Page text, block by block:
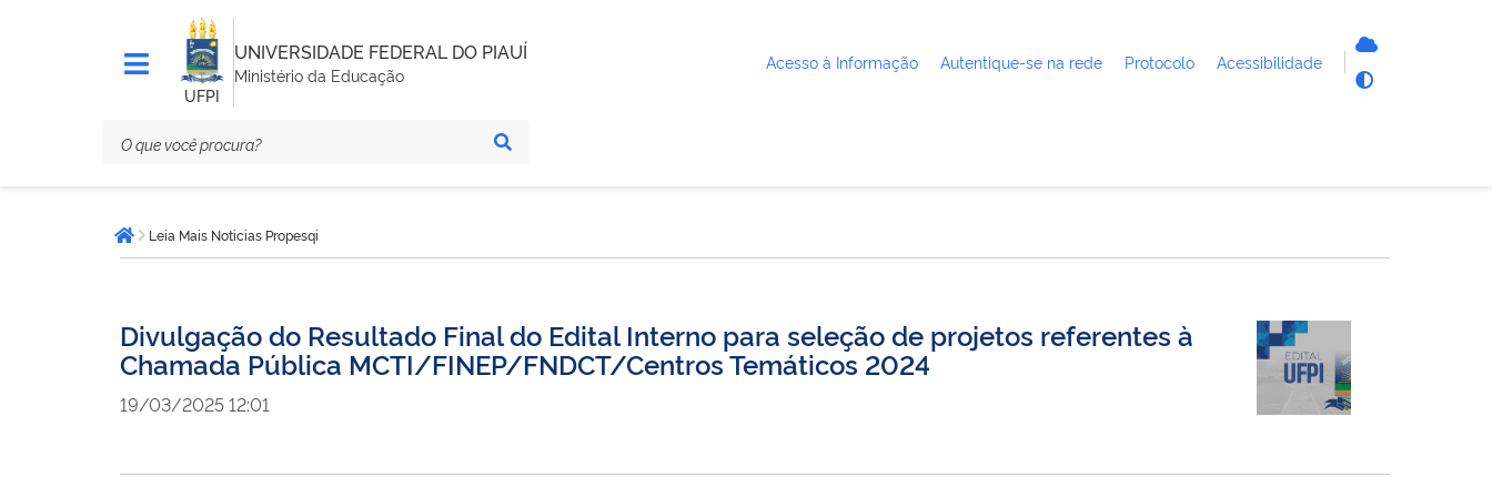
UFPI
UNIVERSIDADE FEDERAL DO PIAUÍ
Ministério da Educação
Acesso à Informação Autentique-se na rede Protocolo Acessibilidade
está
aqui:Página inicial
Leia Mais Noticias Propesqi
Divulgação do Resultado Final do Edital Interno para seleção de projetos referentes à
Chamada Pública MCTI/FINEP/FNDCT/Centros Temáticos 2024
19/03/2025 12:01